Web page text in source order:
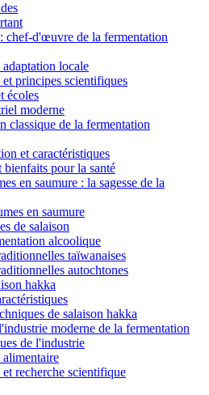
chef-d'œuvre de la fermentation
locale
principes scientifiques
écoles
moderne
classique de la fermentation
et caractéristiques
pour la santé
en saumure : la sagesse de la
en saumure
de salaison
alcoolique
taïwanaises
autochtones
hakka
de salaison hakka
moderne de la fermentation
de l'industrie
recherche scientifique